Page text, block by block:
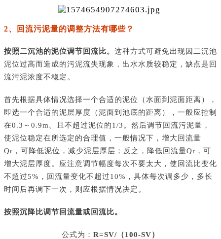
2、回流污泥量的调整方法有哪些？
按照二沉池的泥位调节回流比。 这种方式可避免出现因二沉池
泥位过高而造成的污泥流失现象，出水水质较稳定，缺点是回
流污泥浓度不稳定。
首先根据具体情况选择一个合适的泥位（水面到泥面距离），
即选一个合适的泥层厚度（泥面到池底的距离），一般应控制
在0.3～0.9m。且不超过泥位的1/3。然后调节回流污泥量，
使泥位稳定在所选定的合理值，一般情况下，增大回流量
Qr，可降低泥位，减少泥层厚层；反之，降低回流量Qr，可
增大泥层厚度。应注意调节幅度每次不要太大，使回流比变化
不超过5%，回流量变化不超过10%，具体每次调多少，多长
时间后再调下一次，则应根据情况决定。
按照沉降比调节回流量或回流比。
公式为： R=SV/（100-SV）